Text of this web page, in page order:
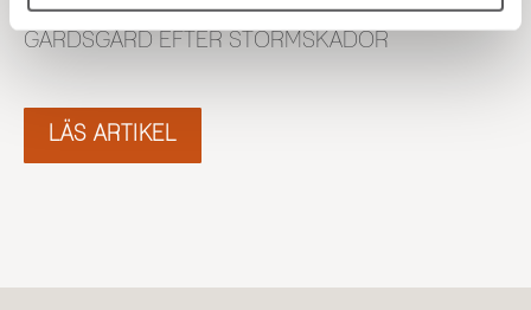
STORMSKADAT STAKET: REPARATION AV
GÄRDSGÅRD EFTER STORMSKADOR
LÄS ARTIKEL